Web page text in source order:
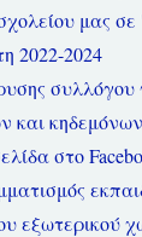
μας σε
2022-2024
και
στο
εξωτερικού